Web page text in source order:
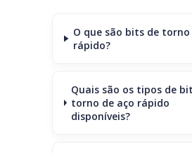
O que são bits de torno
rápido?
Quais são os tipos de
torno de aço rápido
disponíveis?